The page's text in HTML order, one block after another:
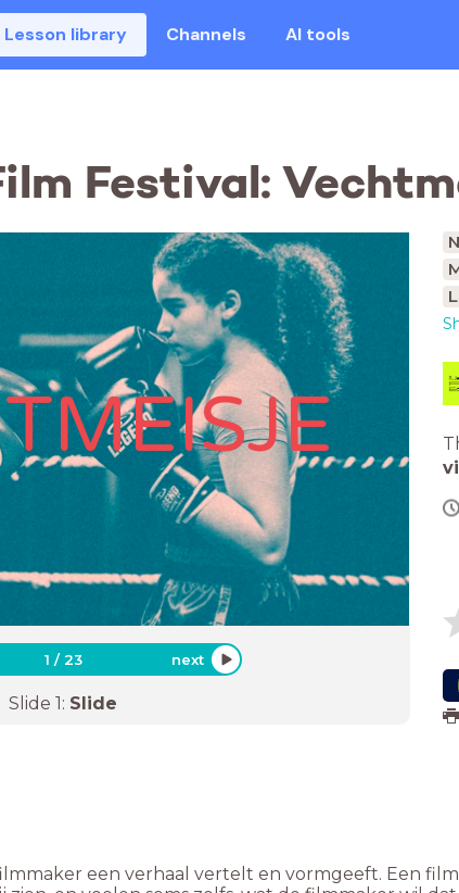
Lesson library Channels AI tools
Festival:
1 /23 next
Slide 1: Slide
een verhaal vertelt en vormgeeft. Een